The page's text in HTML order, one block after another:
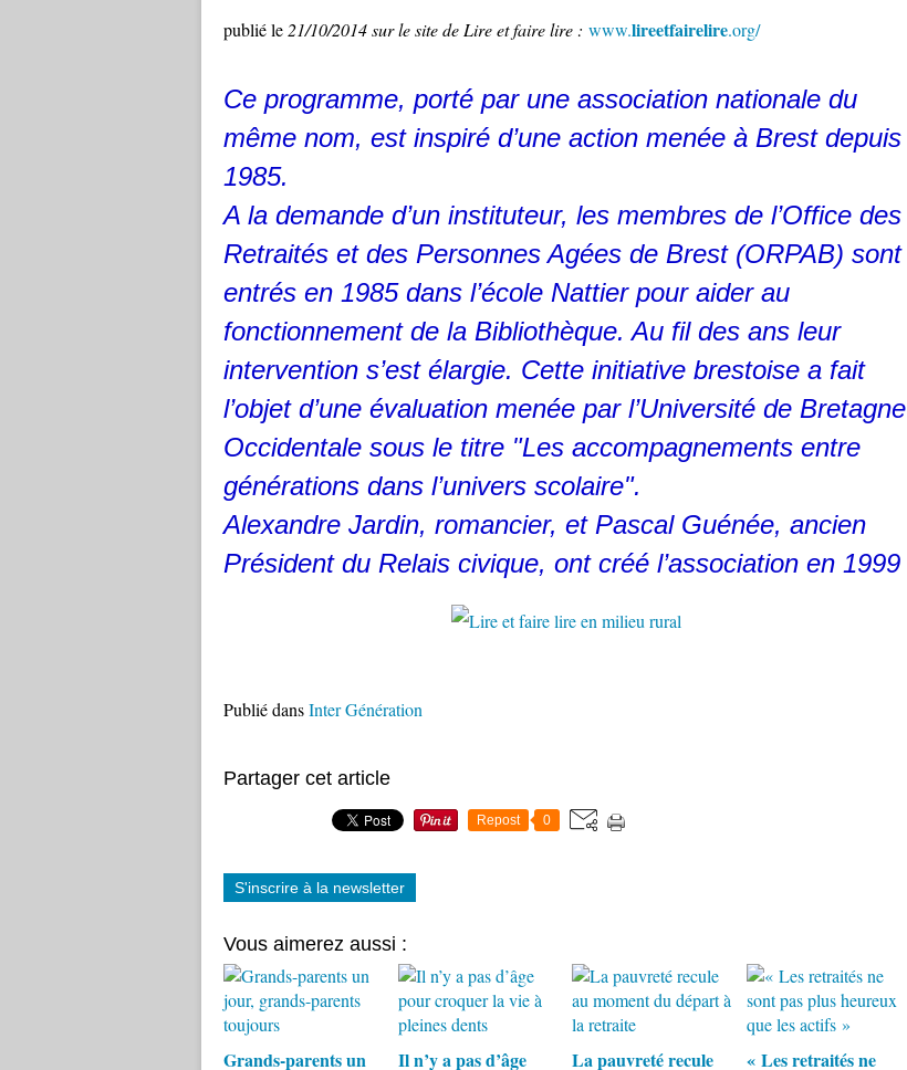
publié le 21/10/2014 sur le site de Lire et faire lire : www.lireetfairelire.org/
Ce programme, porté par une association nationale du
même nom, est inspiré d’une action menée à Brest depuis
1985.
A la demande d’un instituteur, les membres de l’Office des
Retraités et des Personnes Agées de Brest (ORPAB) sont
entrés en 1985 dans l’école Nattier pour aider au
fonctionnement de la Bibliothèque. Au fil des ans leur
intervention s’est élargie. Cette initiative brestoise a fait
l’objet d’une évaluation menée par l’Université de Bretagne
Occidentale sous le titre "Les accompagnements entre
générations dans l’univers scolaire".
Alexandre Jardin, romancier, et Pascal Guénée, ancien
Président du Relais civique, ont créé l’association en 1999
Publié dansInter Génération
Partager cet article
Repost 0
S'inscrire à la newsletter
Vous aimerez aussi :
Grands-parents un Il n’y a pas d’âge La pauvreté recule « Les retraités ne